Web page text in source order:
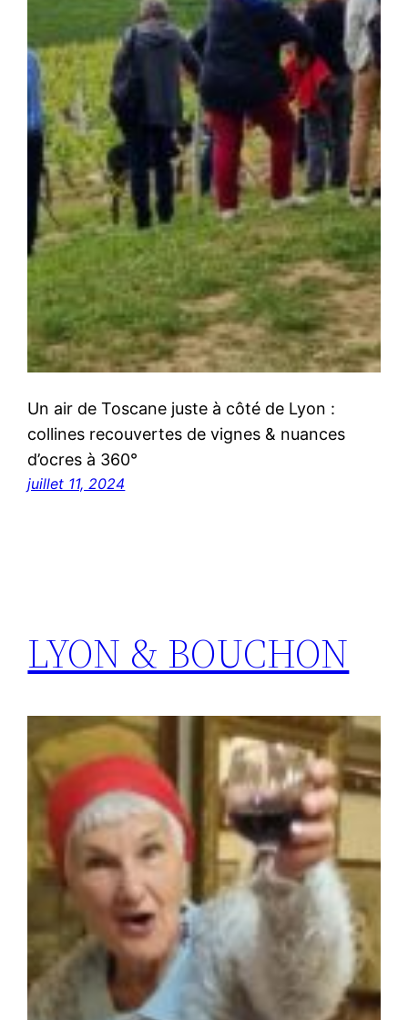
Un air de Toscane juste à côté de Lyon :
collines recouvertes de vignes & nuances
d’ocres à 360°
juillet 11, 2024
LYON & BOUCHON